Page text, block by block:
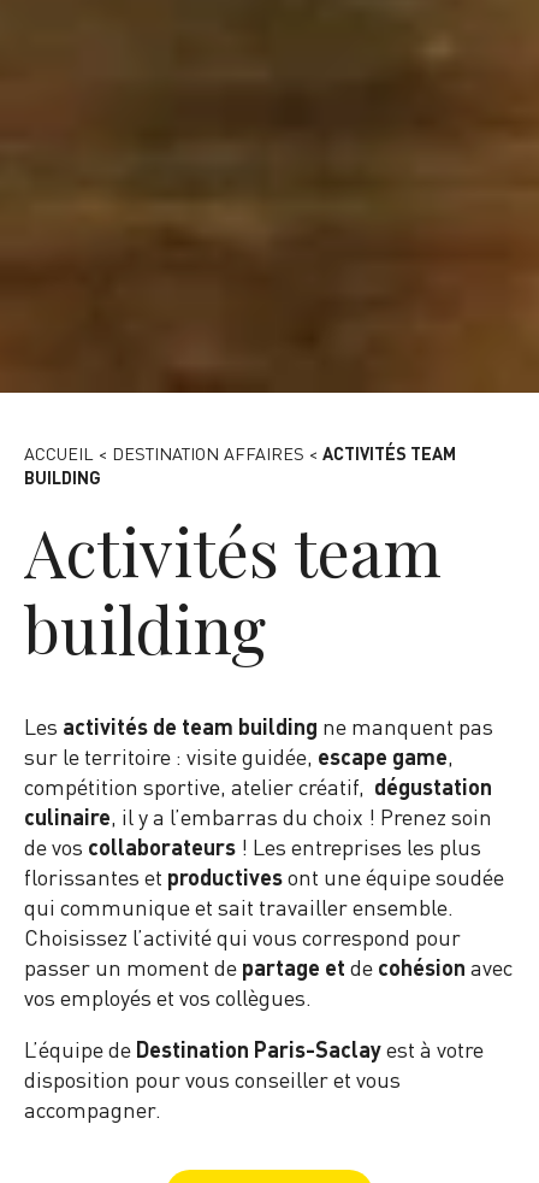
ACCUEIL < DESTINATION AFFAIRES < ACTIVITÉS TEAM
BUILDING
Activités team
building
Les activités de team building ne manquent pas
sur le territoire : visite guidée, escape game,
compétition sportive, atelier créatif, dégustation
culinaire, il y a l’embarras du choix ! Prenez soin
de vos collaborateurs ! Les entreprises les plus
florissantes et productivesont une équipe soudée
qui communique et sait travailler ensemble.
Choisissez l’activité qui vous correspond pour
passer un moment de partage et de cohésion avec
vos employés et vos collègues.
L’équipe de Destination Paris-Saclayest à votre
disposition pour vous conseiller et vous
accompagner.